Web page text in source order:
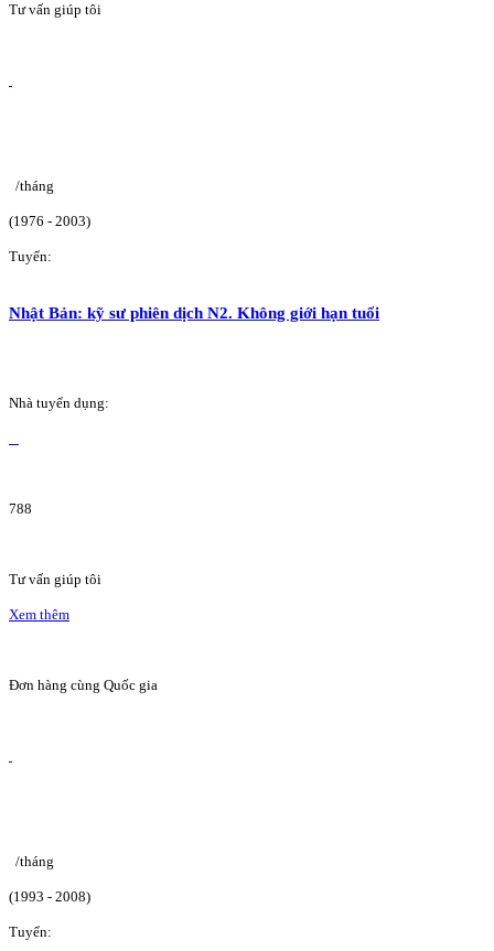
Tư vấn giúp tôi
/tháng
(1976 - 2003)
Tuyển:
Nhật Bản: kỹ sư phiên dịch N2. Không giới hạn tuổi
Nhà tuyển dụng:
788
Tư vấn giúp tôi
Xem thêm
Đơn hàng cùng Quốc gia
/tháng
(1993 - 2008)
Tuyển: